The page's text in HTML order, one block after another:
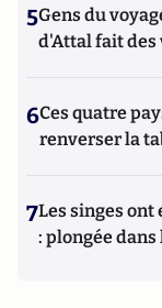
5Gens du
d'Attal fait des
6Ces quatre
renverser la
7Les singes ont
: plongée